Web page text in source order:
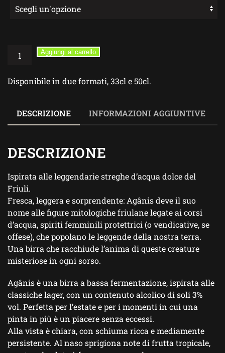
Agânis
Leggera
Gluten
Free
Aggiungi al carrello
Disponibile in due formati, 33cl e 50cl.
DESCRIZIONE INFORMAZIONI AGGIUNTIVE
DESCRIZIONE
Ispirata alle leggendarie streghe d’acqua dolce del
Friuli.
Fresca, leggera e sorprendente: Agânis deve il suo
nome alle figure mitologiche friulane legate ai corsi
d’acqua, spiriti femminili protettrici (o vendicative, se
offese), che popolano le leggende della nostra terra.
Una birra che racchiude l’anima di queste creature
misteriose in ogni sorso.
Agânis è una birra a bassa fermentazione, ispirata alle
classiche lager, con un contenuto alcolico di soli 3%
vol. Perfetta per l’estate e per i momenti in cui una
pinta in più è un piacere senza eccessi.
Alla vista è chiara, con schiuma ricca e mediamente
persistente. Al naso sprigiona note di frutta tropicale,